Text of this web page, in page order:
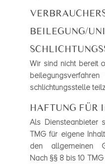
BEILEGUNG/
Wir sind nicht bereit
schlich­tungs­stelle
HAFTUNG FÜR
Als Diens­te­an­bie­ter
TMG für eigene
den all­ge­mei­nen
Nach §§ 8 bis 10